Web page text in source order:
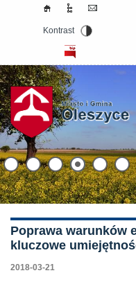
Kontrast
Poprawa warunków
kluczowe
2018-03-21